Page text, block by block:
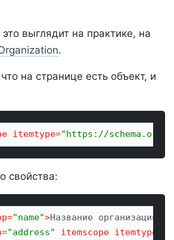
выглядит на практике, на
.
на странице есть объект, и
itemtype="https://schema.org/
свойства:
="name">Название организации
="address" itemscope itemtype